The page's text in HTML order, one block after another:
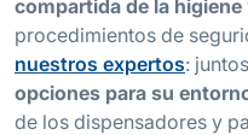
compartida de la higiene
procedimientos de
nuestros expertos:
opciones para su
de los dispensadores y